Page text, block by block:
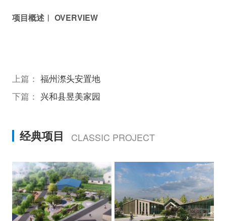
项目概述︱ OVERVIEW
上篇： 福州漈头安置地
下篇： 兴和县昱美家园
经典项目 CLASSIC PROJECT